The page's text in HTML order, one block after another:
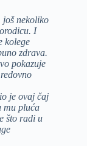
još nekoliko
I
kolege
zdrava.
pokazuje
je ovaj čaj
mu pluća
što radi u